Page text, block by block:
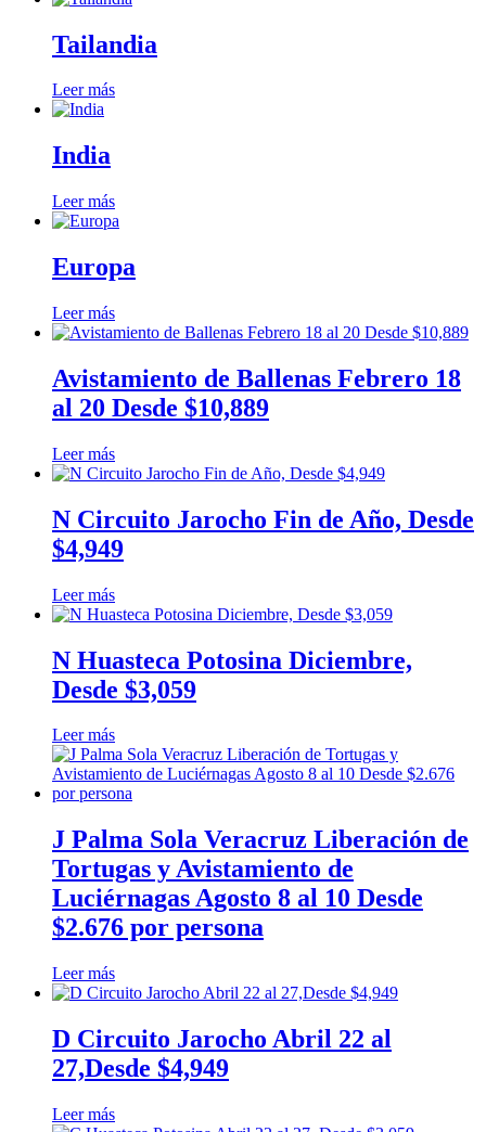
Tailandia
Leer más
India
Leer más
Europa
Leer más
Avistamiento de Ballenas Febrero 18
al 20 Desde $10,889
Leer más
N Circuito Jarocho Fin de Año, Desde
$4,949
Leer más
N Huasteca Potosina Diciembre,
Desde $3,059
Leer más
J Palma Sola Veracruz Liberación de
Tortugas y Avistamiento de
Luciérnagas Agosto 8 al 10 Desde
$2.676 por persona
Leer más
D Circuito Jarocho Abril 22 al
27,Desde $4,949
Leer más